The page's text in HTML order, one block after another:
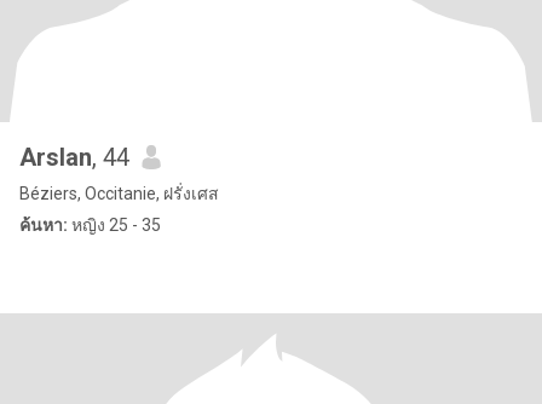
Arslan, 44
Béziers, Occitanie, ฝรั่งเศส
ค้นหา: หญิง 25 - 35